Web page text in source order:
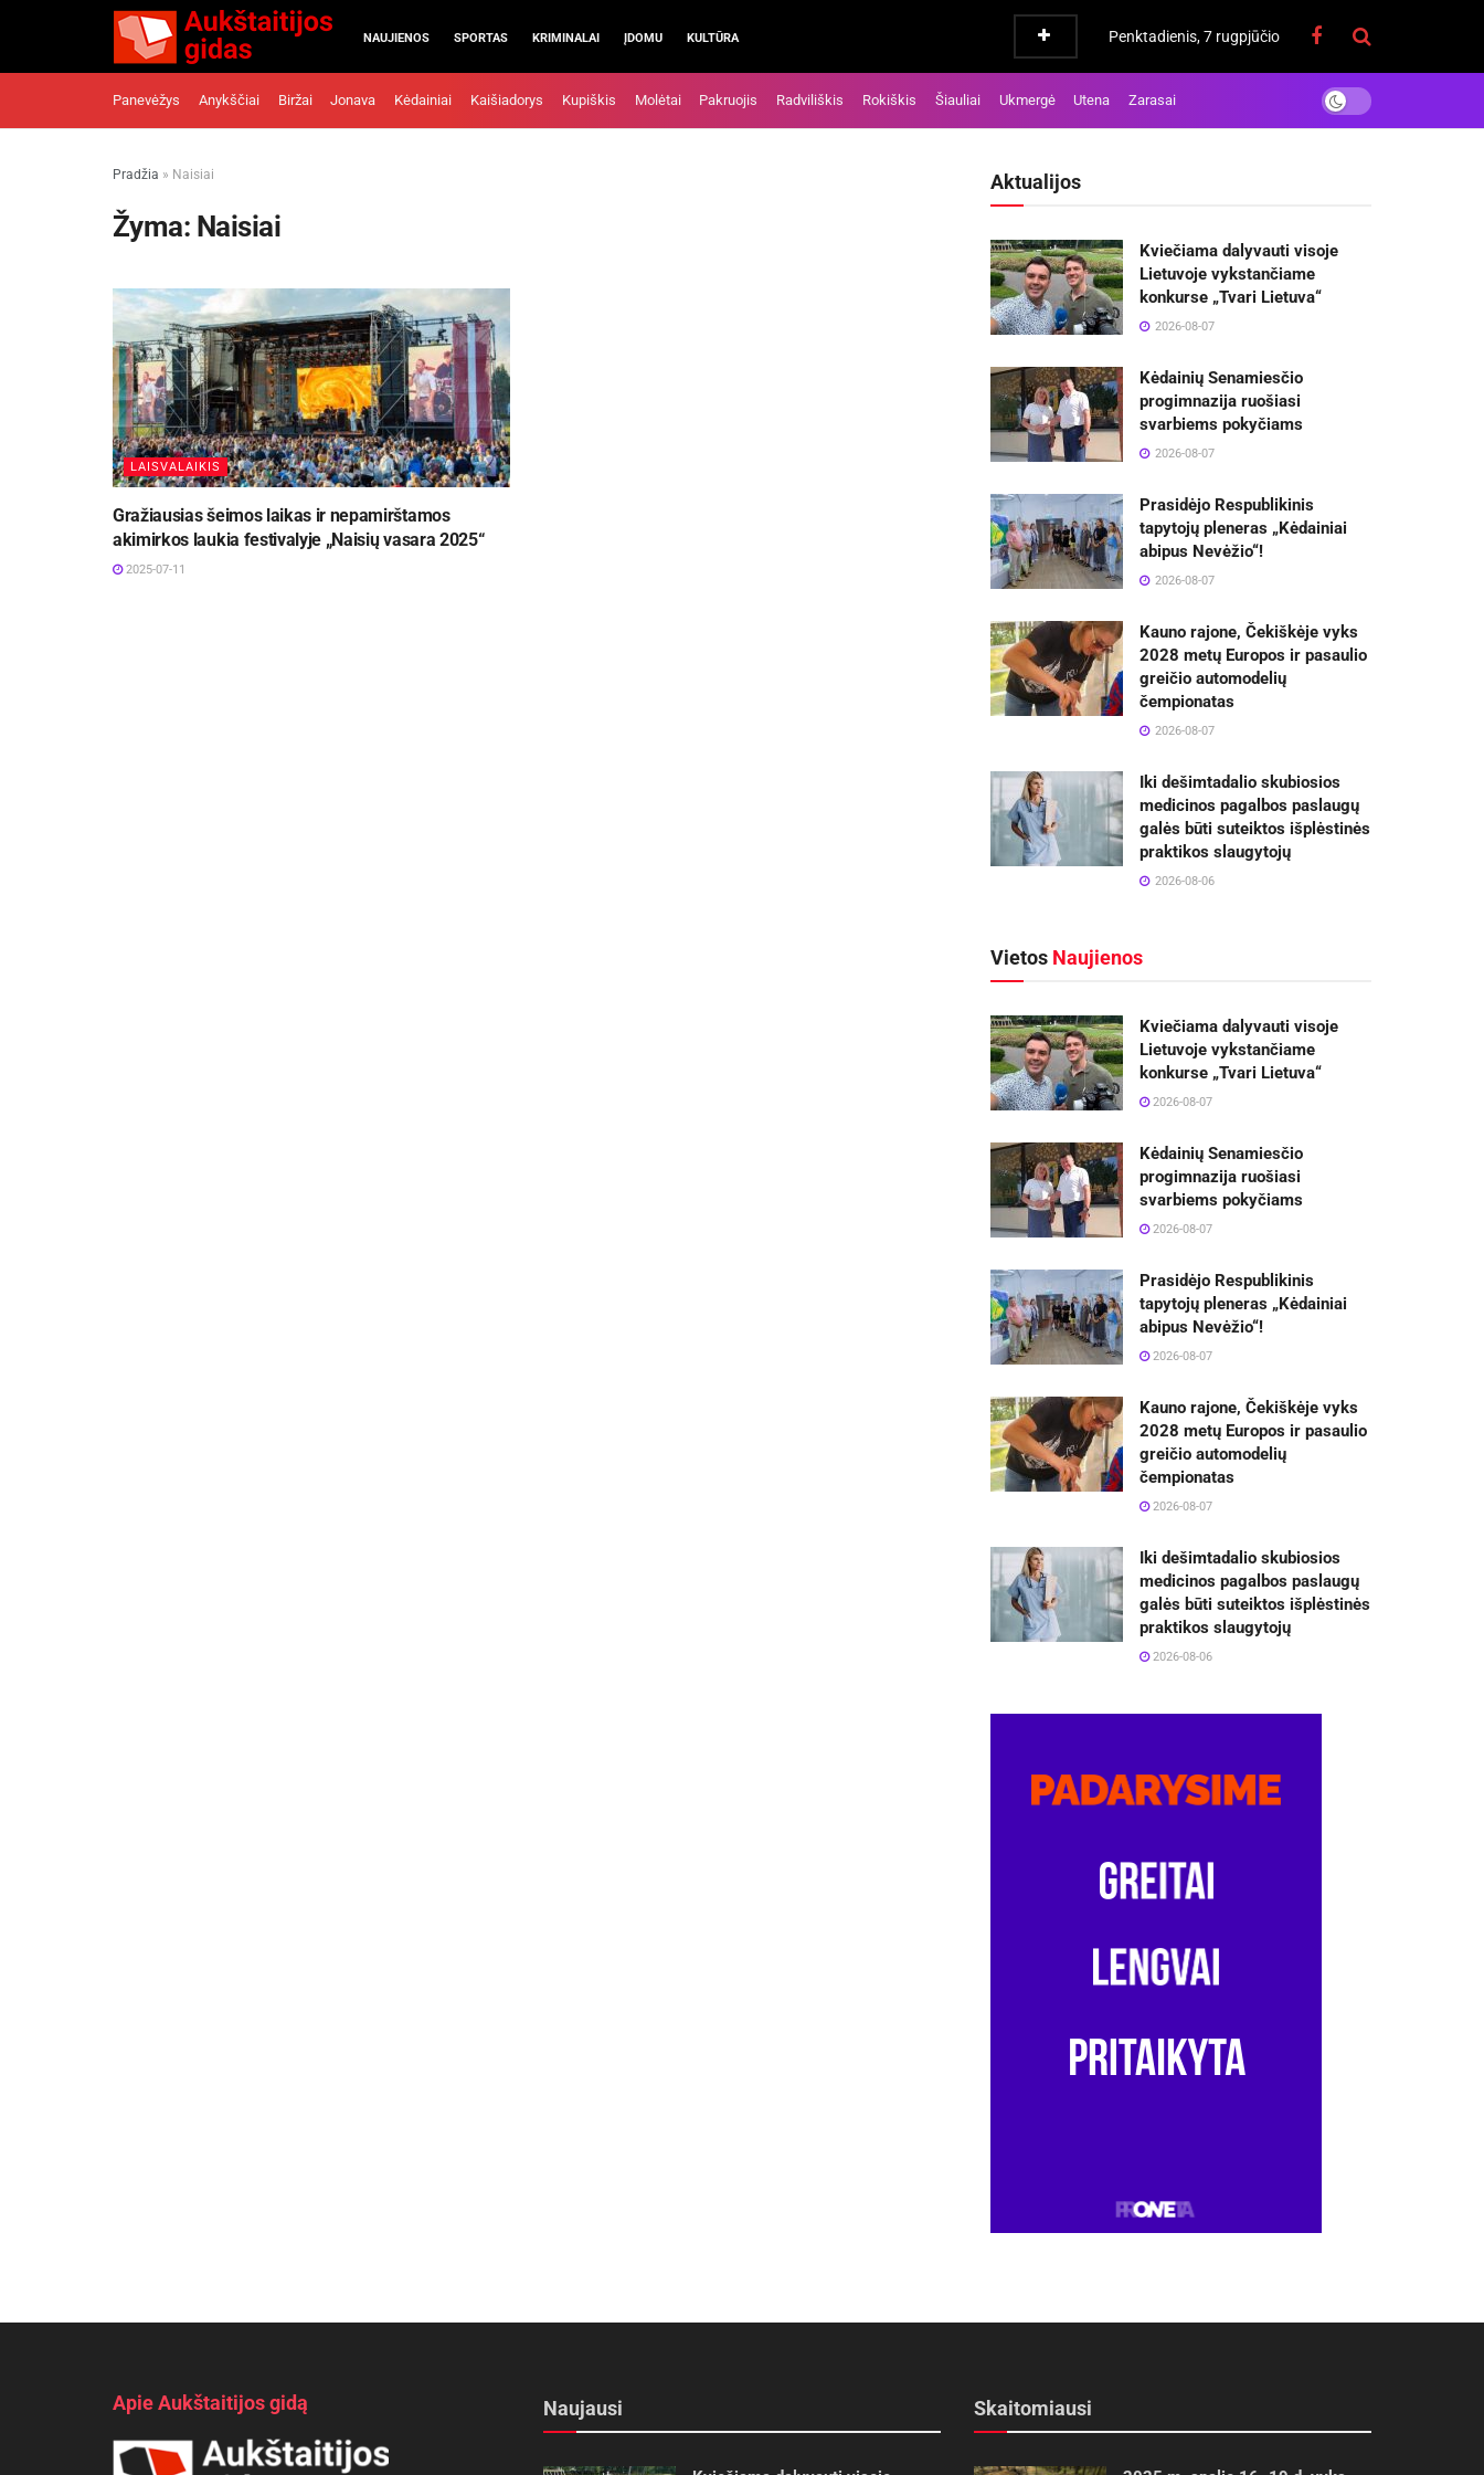
NAUJIENOS SPORTAS KRIMINALAI ĮDOMU KULTŪRA Penktadienis, 7 rugpjūčio
Panevėžys Anykščiai Biržai Jonava Kėdainiai Kaišiadorys Kupiškis Molėtai Pakruojis Radviliškis Rokiškis Šiauliai Ukmergė Utena Zarasai
Pradžia » Naisiai
Žyma: Naisiai
LAISVALAIKIS
Gražiausias šeimos laikas ir nepamirštamos
akimirkos laukia festivalyje „Naisių vasara 2025“
2025-07-11
Aktualijos
Kviečiama dalyvauti visoje
Lietuvoje vykstančiame
konkurse „Tvari Lietuva“
2026-08-07
Kėdainių Senamiesčio
progimnazija ruošiasi
svarbiems pokyčiams
2026-08-07
Prasidėjo Respublikinis
tapytojų pleneras „Kėdainiai
abipus Nevėžio“!
2026-08-07
Kauno rajone, Čekiškėje vyks
2028 metų Europos ir pasaulio
greičio automodelių
čempionatas
2026-08-07
Iki dešimtadalio skubiosios
medicinos pagalbos paslaugų
galės būti suteiktos išplėstinės
praktikos slaugytojų
2026-08-06
Vietos Naujienos
Kviečiama dalyvauti visoje
Lietuvoje vykstančiame
konkurse „Tvari Lietuva“
2026-08-07
Kėdainių Senamiesčio
progimnazija ruošiasi
svarbiems pokyčiams
2026-08-07
Prasidėjo Respublikinis
tapytojų pleneras „Kėdainiai
abipus Nevėžio“!
2026-08-07
Kauno rajone, Čekiškėje vyks
2028 metų Europos ir pasaulio
greičio automodelių
čempionatas
2026-08-07
Iki dešimtadalio skubiosios
medicinos pagalbos paslaugų
galės būti suteiktos išplėstinės
praktikos slaugytojų
2026-08-06
Apie Aukštaitijos gidą Naujausi Skaitomiausi